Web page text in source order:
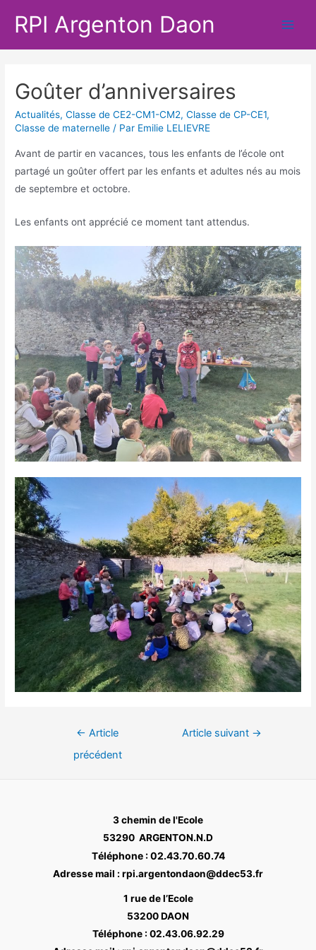
RPI Argenton Daon
Goûter d’anniversaires
Actualités,Classe de CE2-CM1-CM2,Classe de CP-CE1,
Classe de maternelle / Par Emilie LELIEVRE
Avant de partir en vacances, tous les enfants de l’école ont
partagé un goûter offert par les enfants et adultes nés au mois
de septembre et octobre.
Les enfants ont apprécié ce moment tant attendus.
Navigation← Article
précédent
Article suivant →
3 chemin de l'Ecole
53290 ARGENTON.N.D
Téléphone : 02.43.70.60.74
Adresse mail : rpi.argentondaon@ddec53.fr
1 rue de l’Ecole
53200 DAON
Téléphone : 02.43.06.92.29